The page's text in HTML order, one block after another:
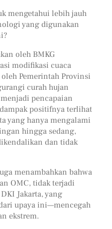
mengetahui lebih jauh
yang digunakan
oleh BMKG
modifikasi cuaca
Pemerintah Provinsi
curah hujan
pencapaian
positifnya terlihat
yang hanya mengalami
hingga sedang,
dan tidak
menambahkan bahwa
OMC, tidak terjadi
Jakarta, yang
upaya ini—mencegah
ekstrem.